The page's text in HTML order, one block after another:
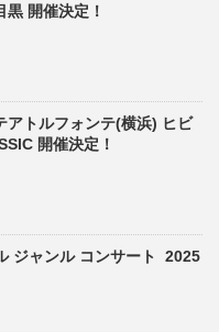
開催決定！
アトルフォンテ(横浜) ヒビ
開催決定！
ジャンル コンサート 2025